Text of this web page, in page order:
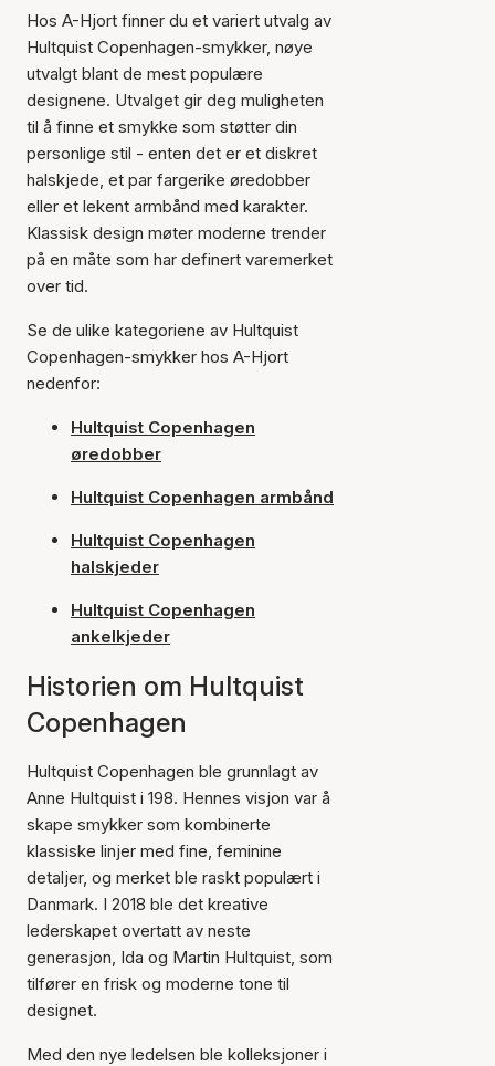
Hos A-Hjort finner du et variert utvalg av
Hultquist Copenhagen-smykker, nøye
utvalgt blant de mest populære
designene. Utvalget gir deg muligheten
til å finne et smykke som støtter din
personlige stil - enten det er et diskret
halskjede, et par fargerike øredobber
eller et lekent armbånd med karakter.
Klassisk design møter moderne trender
på en måte som har definert varemerket
over tid.
Se de ulike kategoriene av Hultquist
Copenhagen-smykker hos A-Hjort
nedenfor:
Hultquist Copenhagen
øredobber
Hultquist Copenhagen armbånd
Hultquist Copenhagen
halskjeder
Hultquist Copenhagen
ankelkjeder
Historien om Hultquist
Copenhagen
Hultquist Copenhagen ble grunnlagt av
Anne Hultquist i 198. Hennes visjon var å
skape smykker som kombinerte
klassiske linjer med fine, feminine
detaljer, og merket ble raskt populært i
Danmark. I 2018 ble det kreative
lederskapet overtatt av neste
generasjon, Ida og Martin Hultquist, som
tilfører en frisk og moderne tone til
designet.
Med den nye ledelsen ble kolleksjoner i